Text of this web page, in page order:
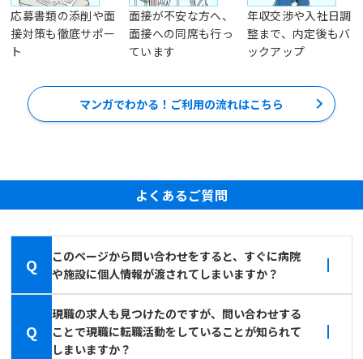
応募書類の添削や面
接対策も徹底サポー
ト
面接が不安な方へ、
面接への同席も行っ
ています
年収交渉や入社日調
整まで、内定後もバ
ックアップ
マンガでわかる！ご利用の流れはこちら
よくあるご質問
Q
このページから問い合わせをすると、すぐに病院
や施設に個人情報が渡されてしまいますか？
Q
現職の求人も見つけたのですが、問い合わせする
ことで現職に転職活動をしていることが知られて
しまいますか？